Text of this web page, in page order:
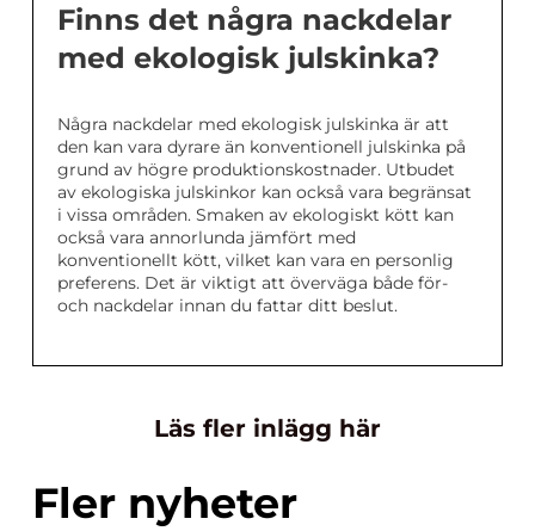
Finns det några nackdelar
med ekologisk julskinka?
Några nackdelar med ekologisk julskinka är att
den kan vara dyrare än konventionell julskinka på
grund av högre produktionskostnader. Utbudet
av ekologiska julskinkor kan också vara begränsat
i vissa områden. Smaken av ekologiskt kött kan
också vara annorlunda jämfört med
konventionellt kött, vilket kan vara en personlig
preferens. Det är viktigt att överväga både för-
och nackdelar innan du fattar ditt beslut.
Läs fler inlägg här
Fler nyheter